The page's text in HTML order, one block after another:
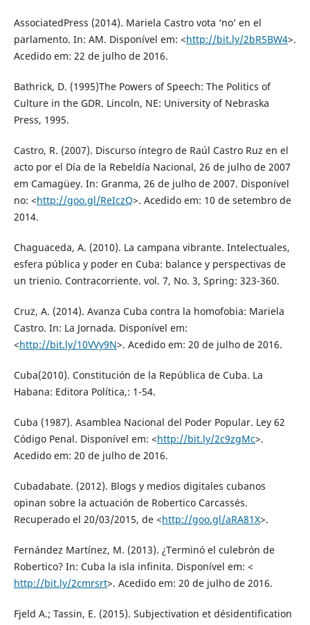
AssociatedPress (2014). Mariela Castro vota ‘no’ en el
parlamento. In: AM. Disponível em: <http://bit.ly/2bR5BW4>.
Acedido em: 22 de julho de 2016.
Bathrick, D. (1995)The Powers of Speech: The Politics of
Culture in the GDR. Lincoln, NE: University of Nebraska
Press, 1995.
Castro, R. (2007). Discurso íntegro de Raúl Castro Ruz en el
acto por el Día de la Rebeldía Nacional, 26 de julho de 2007
em Camagüey. In: Granma, 26 de julho de 2007. Disponível
no: <http://goo.gl/ReIczQ>. Acedido em: 10 de setembro de
2014.
Chaguaceda, A. (2010). La campana vibrante. Intelectuales,
esfera pública y poder en Cuba: balance y perspectivas de
un trienio. Contracorriente. vol. 7, No. 3, Spring: 323-360.
Cruz, A. (2014). Avanza Cuba contra la homofobia: Mariela
Castro. In: La Jornada. Disponível em:
<http://bit.ly/10VVy9N>. Acedido em: 20 de julho de 2016.
Cuba(2010). Constitución de la República de Cuba. La
Habana: Editora Política,: 1-54.
Cuba (1987). Asamblea Nacional del Poder Popular. Ley 62
Código Penal. Disponível em: <http://bit.ly/2c9zgMc>.
Acedido em: 20 de julho de 2016.
Cubadabate. (2012). Blogs y medios digitales cubanos
opinan sobre la actuación de Robertico Carcassés.
Recuperado el 20/03/2015, de <http://goo.gl/aRA81X>.
Fernández Martínez, M. (2013). ¿Terminó el culebrón de
Robertico? In: Cuba la isla infinita. Disponível em: <
http://bit.ly/2cmrsrt>. Acedido em: 20 de julho de 2016.
Fjeld A.; Tassin, E. (2015). Subjectivation et désidentification